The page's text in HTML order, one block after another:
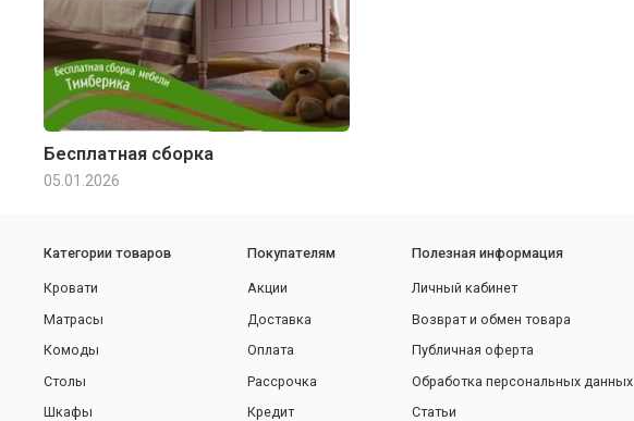
Бесплатная сборка
05.01.2026
Категории товаров
Кровати
Матрасы
Комоды
Столы
Шкафы
Покупателям
Акции
Доставка
Оплата
Рассрочка
Кредит
Полезная информация
Личный кабинет
Возврат и обмен товара
Публичная оферта
Обработка персональных данных
Статьи